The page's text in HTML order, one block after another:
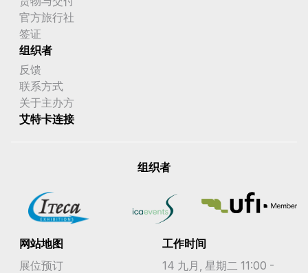
官方旅行社
签证
组织者
反馈
联系方式
关于主办方
艾特卡连接
组织者
网站地图
展位预订
工作时间
14 九月, 星期二 11:00 -